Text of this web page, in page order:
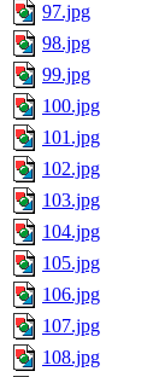
97.jpg
98.jpg
99.jpg
100.jpg
101.jpg
102.jpg
103.jpg
104.jpg
105.jpg
106.jpg
107.jpg
108.jpg